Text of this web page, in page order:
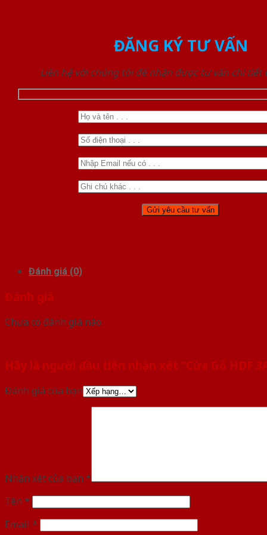
ĐĂNG KÝ TƯ VẤN
Liên hệ với chúng tôi để nhận được tư vấn chi tiết
Đánh giá (0)
Đánh giá
Chưa có đánh giá nào.
Hãy là người đầu tiên nhận xét “Cửa Gỗ HDF
Đánh giá của bạn
Nhận xét của bạn *
Tên *
Email *